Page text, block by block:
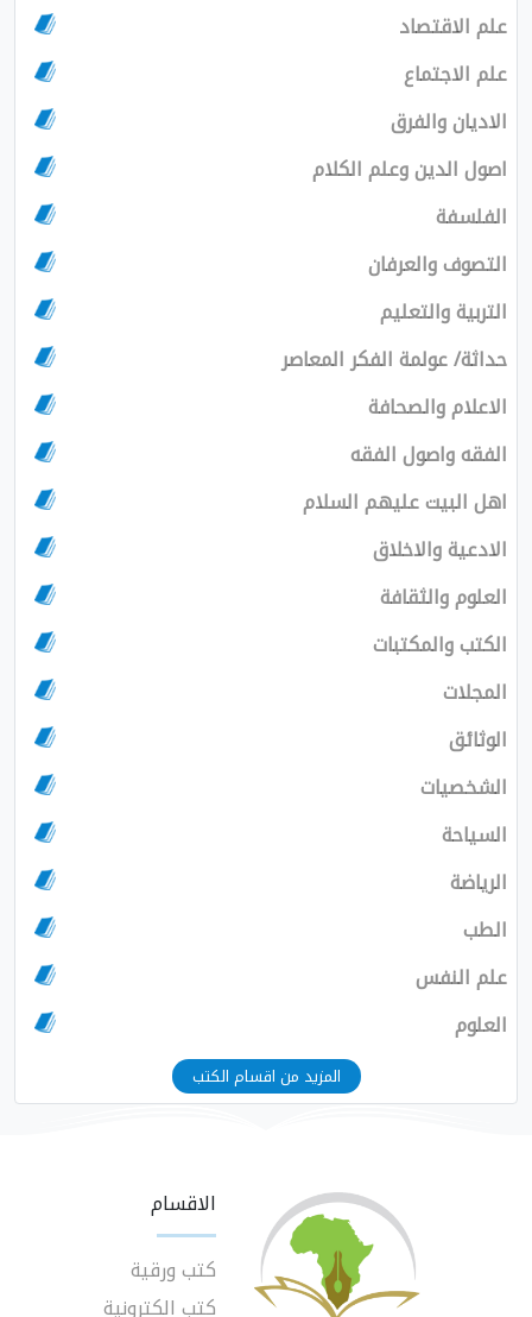
علم الاقتصاد
علم الاجتماع
الاديان والفرق
اصول الدين وعلم الكلام
الفلسفة
التصوف والعرفان
التربية والتعليم
حداثة/ عولمة الفكر المعاصر
الاعلام والصحافة
الفقه واصول الفقه
اهل البيت عليهم السلام
الادعية والاخلاق
العلوم والثقافة
الكتب والمكتبات
المجلات
الوثائق
الشخصيات
السياحة
الرياضة
الطب
علم النفس
العلوم
المزيد من اقسام الكتب
الاقسام
كتب ورقية
كتب الكترونية